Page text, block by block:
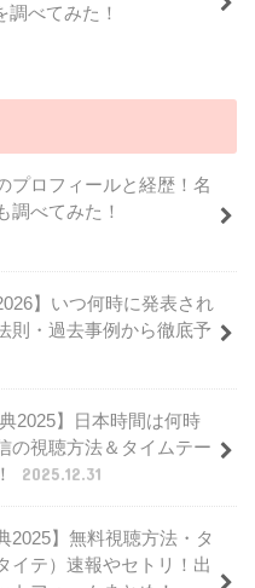
べてみた！
プロフィールと経歴！名
調べてみた！
】いつ何時に発表され
則・過去事例から徹底予
2025】日本時間は何時
の視聴方法＆タイムテー
2025.12.31
2025】無料視聴方法・タ
イテ）速報やセトリ！出